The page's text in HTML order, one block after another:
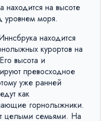
находится на высоте
уровнем моря.
находится
курортов на
высота и
превосходное
уже ранней
как
горнолыжники.
целыми семьями. На